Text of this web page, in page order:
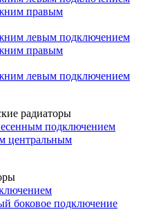
правым
левым подключением
правым
левым подключением
радиаторы
подключением
центральным
боковое подключение